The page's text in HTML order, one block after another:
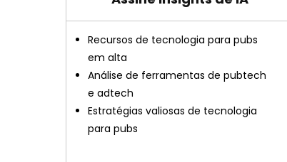
Recursos de tecnologia para pubs
em alta
Análise de ferramentas de pubtech
e adtech
Estratégias valiosas de tecnologia
para pubs